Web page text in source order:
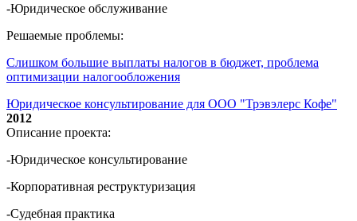
-Юридическое обслуживание
Решаемые проблемы:
Слишком большие выплаты налогов в бюджет, проблема
оптимизации налогообложения
Юридическое консультирование для ООО "Трэвэлерс Кофе"
2012
Описание проекта:
-Юридическое консультирование
-Корпоративная реструктуризация
-Судебная практика